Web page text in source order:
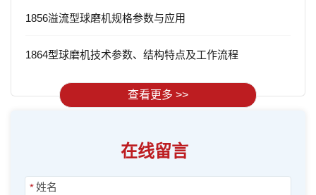
1856溢流型球磨机规格参数与应用
1864型球磨机技术参数、结构特点及工作流程
查看更多 >>
在线留言
*